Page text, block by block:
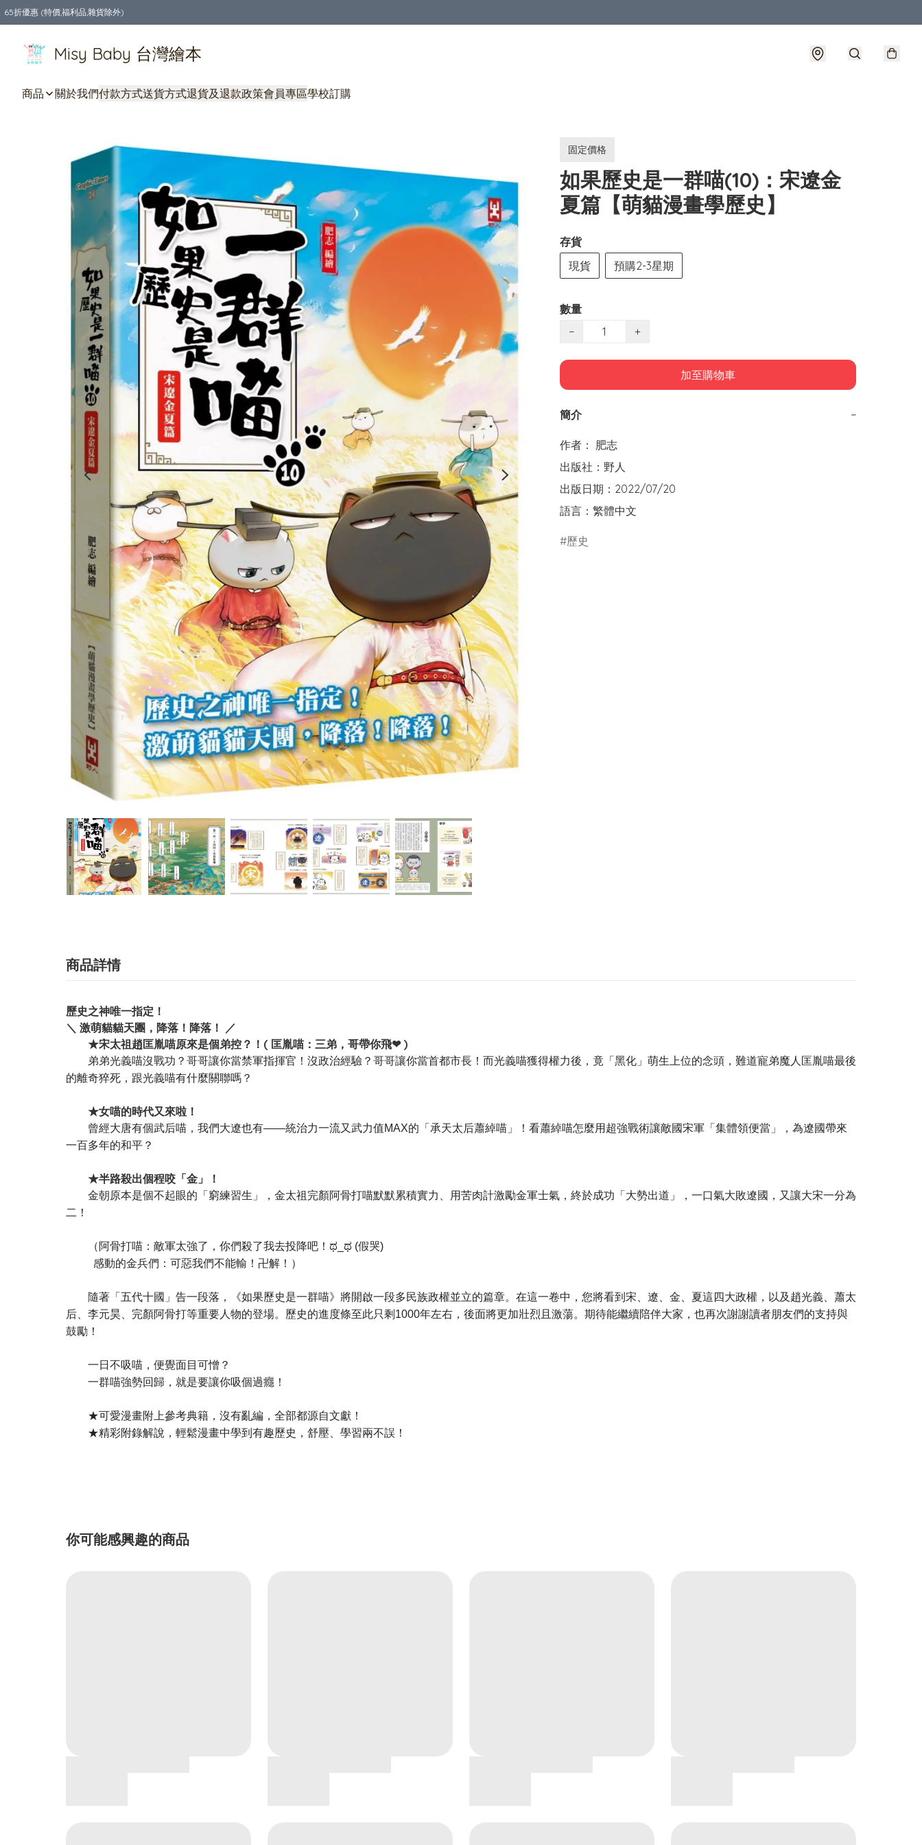
65折優惠 (特價,福利品,雜貨除外)
Misy Baby 台灣繪本
商品 關於我們付款方式送貨方式退貨及退款政策會員專區學校訂購
固定價格
如果歷史是一群喵(10)：宋遼金
夏篇【萌貓漫畫學歷史】
存貨
現貨
預購2-3星期
數量
−
+
加至購物車
簡介 −
作者： 肥志
出版社：野人
出版日期：2022/07/20
語言：繁體中文
歷史
商品詳情
歷史之神唯一指定！
＼ 激萌貓貓天團，降落！降落！ ／
★宋太祖趙匡胤喵原來是個弟控？！( 匡胤喵：三弟，哥帶你飛❤ )
弟弟光義喵沒戰功？哥哥讓你當禁軍指揮官！沒政治經驗？哥哥讓你當首都市長！而光義喵獲得權力後，竟「黑化」萌生上位的念頭，難道寵弟魔人匡胤喵最後
的離奇猝死，跟光義喵有什麼關聯嗎？
★女喵的時代又來啦！
曾經大唐有個武后喵，我們大遼也有——統治力一流又武力值MAX的「承天太后蕭綽喵」！看蕭綽喵怎麼用超強戰術讓敵國宋軍「集體領便當」，為遼國帶來
一百多年的和平？
★半路殺出個程咬「金」！
金朝原本是個不起眼的「窮練習生」，金太祖完顏阿骨打喵默默累積實力、用苦肉計激勵金軍士氣，終於成功「大勢出道」，一口氣大敗遼國，又讓大宋一分為
二！
（阿骨打喵：敵軍太強了，你們殺了我去投降吧！ಥ_ಥ (假哭)
感動的金兵們：可惡我們不能輸！卍解！）
隨著「五代十國」告一段落，《如果歷史是一群喵》將開啟一段多民族政權並立的篇章。在這一卷中，您將看到宋、遼、金、夏這四大政權，以及趙光義、蕭太
后、李元昊、完顏阿骨打等重要人物的登場。歷史的進度條至此只剩1000年左右，後面將更加壯烈且激蕩。期待能繼續陪伴大家，也再次謝謝讀者朋友們的支持與
鼓勵！
一日不吸喵，便覺面目可憎？
一群喵強勢回歸，就是要讓你吸個過癮！
★可愛漫畫附上參考典籍，沒有亂編，全部都源自文獻！
★精彩附錄解說，輕鬆漫畫中學到有趣歷史，舒壓、學習兩不誤！
你可能感興趣的商品